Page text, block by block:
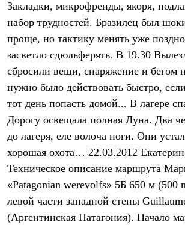
Где купить
Закладки, микрофренды, якоря,
набор трудностей. Бразилец был
проще, но тактику менять уже
засветло сдюльферять. В 19.30
сбросили вещи, снаряжение и бегом
нужно было действовать быстро,
тот день попасть домой... В лагере
Дорогу освещала полная Луна. Два
до лагеря, еле волоча ноги. Они
хорошая охота… 22.03.2012
Техническое описание маршрута
«Patagonian werevolfs» 5Б 650 м (500
левой части западной стены
(Аргентинская Патагония). Начало